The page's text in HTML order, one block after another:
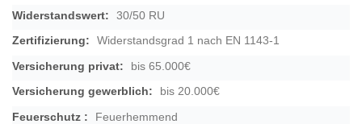
30/50 RU
Widerstandsgrad 1 nach EN 1143-1
bis 65.000€
bis 20.000€
Feuerhemmend